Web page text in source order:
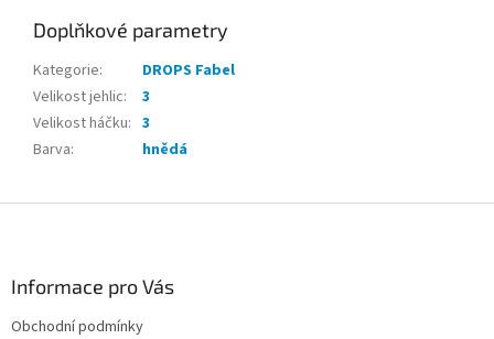
Doplňkové parametry
Kategorie:
DROPS Fabel
Velikost jehlic:
3
Velikost háčku: 3
Barva: hnědá
Informace pro Vás
Obchodní podmínky